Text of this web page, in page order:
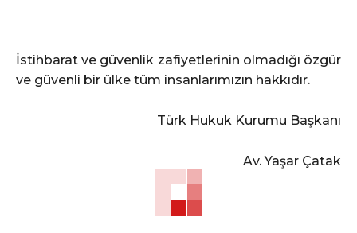
İstihbarat ve güvenlik zafiyetlerinin olmadığı özgür
ve güvenli bir ülke tüm insanlarımızın hakkıdır.
Türk Hukuk Kurumu Başkanı
Av. Yaşar Çatak